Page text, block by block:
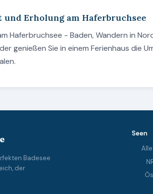
und Erholung am Haferbruchsee
Haferbruchsee - Baden, Wandern in
genießen Sie in einem Ferienhaus die
Badesee
der
Seen